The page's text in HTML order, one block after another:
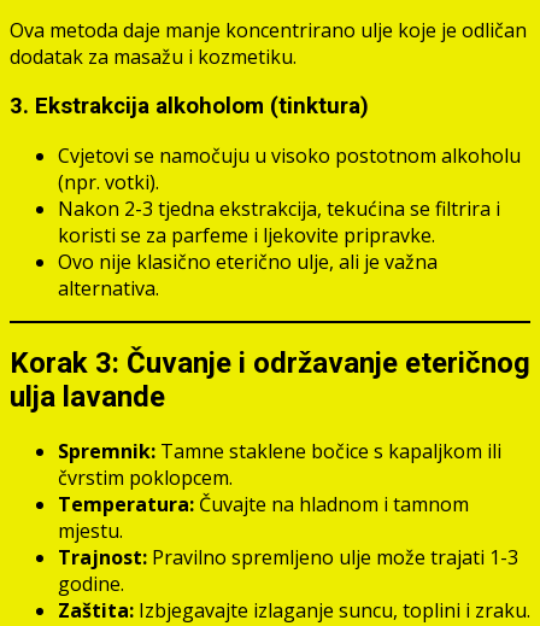
Ova metoda daje manje koncentrirano ulje koje je odličan
dodatak za masažu i kozmetiku.
3. Ekstrakcija alkoholom (tinktura)
Cvjetovi se namočuju u visoko postotnom alkoholu
(npr. votki).
Nakon 2-3 tjedna ekstrakcija, tekućina se filtrira i
koristi se za parfeme i ljekovite pripravke.
Ovo nije klasično eterično ulje, ali je važna
alternativa.
Korak 3: Čuvanje i održavanje eteričnog
ulja lavande
Spremnik: Tamne staklene bočice s kapaljkom ili
čvrstim poklopcem.
Temperatura: Čuvajte na hladnom i tamnom
mjestu.
Trajnost: Pravilno spremljeno ulje može trajati 1-3
godine.
Zaštita: Izbjegavajte izlaganje suncu, toplini i zraku.